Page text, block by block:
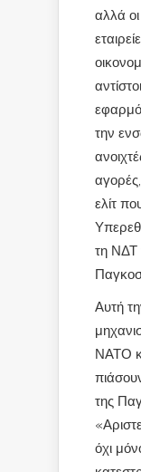
αλλά
την
αγορές,
ελίτ
τη ΝΔΤ
Αυτή
ΝΑΤΟ
της
όχι